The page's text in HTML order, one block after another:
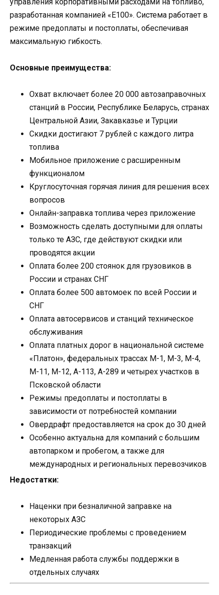
разработанная компанией «Е100». Система работает в
режиме предоплаты и постоплаты, обеспечивая
максимальную гибкость.
Основные преимущества:
Охват включает более 20 000 автозаправочных
станций в России, Республике Беларусь, странах
Центральной Азии, Закавказье и Турции
Скидки достигают 7 рублей с каждого литра
топлива
Мобильное приложение с расширенным
функционалом
Круглосуточная горячая линия для решения всех
вопросов
Онлайн-заправка топлива через приложение
Возможность сделать доступными для оплаты
только те АЗС, где действуют скидки или
проводятся акции
Оплата более 200 стоянок для грузовиков в
России и странах СНГ
Оплата более 500 автомоек по всей России и
СНГ
Оплата автосервисов и станций техническое
обслуживания
Оплата платных дорог в национальной системе
«Платон», федеральных трассах М-1, М-3, М-4,
М-11, М-12, А-113, А-289 и четырех участков в
Псковской области
Режимы предоплаты и постоплаты в
зависимости от потребностей компании
Овердрафт предоставляется на срок до 30 дней
Особенно актуальна для компаний с большим
автопарком и пробегом, а также для
международных и региональных перевозчиков
Недостатки:
Наценки при безналичной заправке на
некоторых АЗС
Периодические проблемы с проведением
транзакций
Медленная работа службы поддержки в
отдельных случаях